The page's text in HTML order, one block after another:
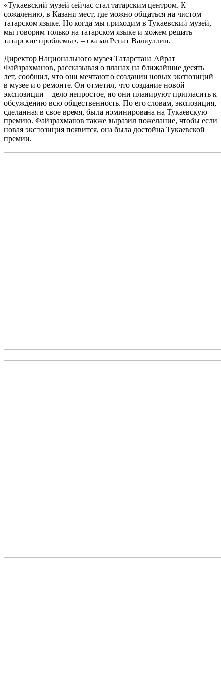
«Тукаевский музей сейчас стал татарским центром. К
сожалению, в Казани мест, где можно общаться на чистом
татарском языке. Но когда мы приходим в Тукаевский музей,
мы говорим только на татарском языке и можем решать
татарские проблемы», – сказал Ренат Валиуллин.
Директор Национального музея Татарстана Айрат
Файзрахманов, рассказывая о планах на ближайшие десять
лет, сообщил, что они мечтают о создании новых экспозиций
в музее и о ремонте. Он отметил, что создание новой
экспозиции – дело непростое, но они планируют пригласить к
обсуждению всю общественность. По его словам, экспозиция,
сделанная в свое время, была номинирована на Тукаевскую
премию. Файзрахманов также выразил пожелание, чтобы если
новая экспозиция появится, она была достойна Тукаевской
премии.